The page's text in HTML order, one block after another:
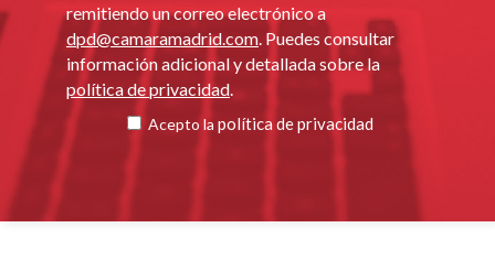
remitiendo un correo electrónico a
dpd@camaramadrid.com . Puedes consultar
información adicional y detallada sobre la
política de privacidad
Acepto la política de privacidad